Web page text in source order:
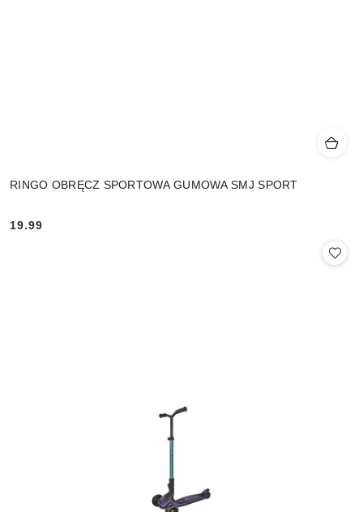
RINGO OBRĘCZ SPORTOWA GUMOWA SMJ SPORT
Cena:
19.99